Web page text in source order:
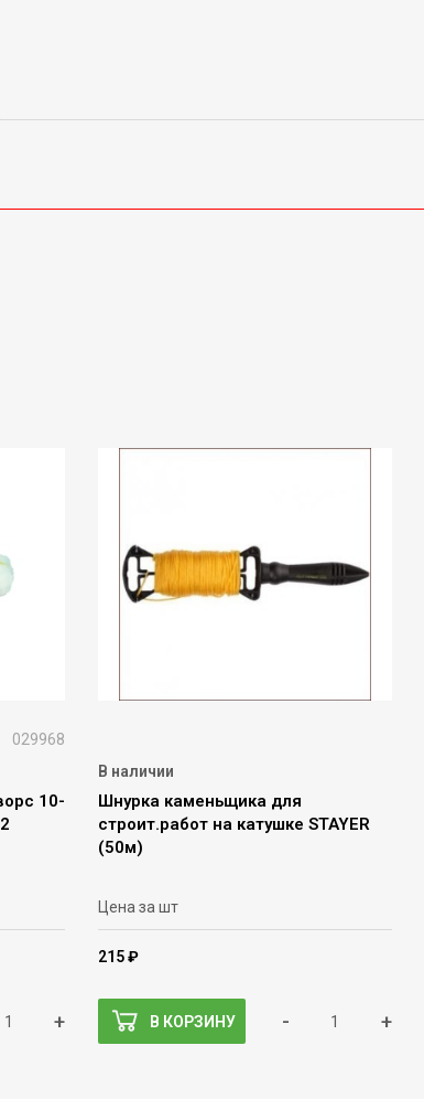
029968
10-
+
В наличии
Шнурка каменьщика для
строит.работ на катушке STAYER
(50м)
Цена за шт
215 ₽
В КОРЗИНУ - +